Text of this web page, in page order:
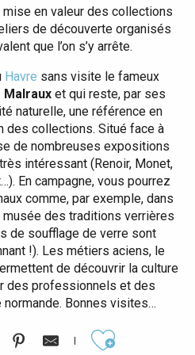
mise en valeur des collections
de découverte organisés
que l’on s’y arrête.
Havre sans visite le fameux
Malraux et qui reste, par ses
naturelle, une référence en
des collections. Situé face à
de nombreuses expositions
intéressant (Renoir, Monet,
En campagne, vous pourrez
comme, par exemple, dans
musée des traditions verrières
de soufflage de verre sont
!). Les métiers aciens, le
de découvrir la culture
des professionnels et des
Bonnes visites…